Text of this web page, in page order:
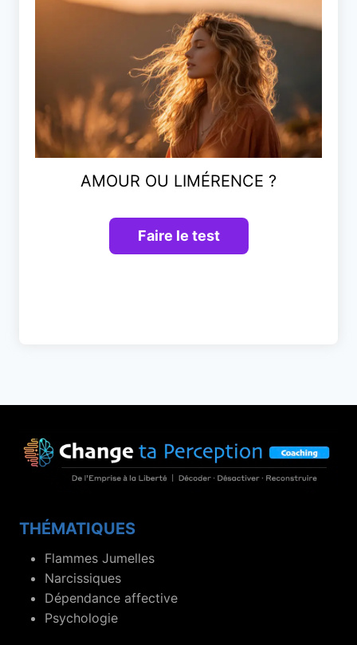
AMOUR OU LIMÉRENCE ?
THÉMATIQUES
Flammes Jumelles
Narcissiques
Dépendance affective
Psychologie